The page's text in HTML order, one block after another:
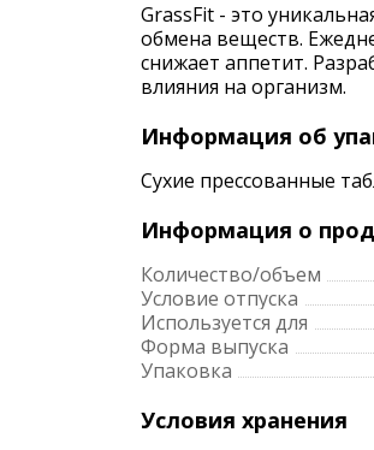
GrassFit - это
обмена веществ.
снижает аппетит.
влияния на организм.
Информация об
Сухие прессованные
Информация о
Количество/объем
Условие отпуска
Используется для
Форма выпуска
Упаковка
Условия хранения